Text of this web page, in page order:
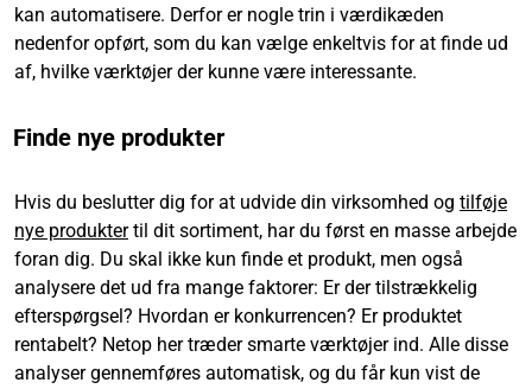
kan automatisere. Derfor er nogle trin i værdikæden
nedenfor opført, som du kan vælge enkeltvis for at finde ud
af, hvilke værktøjer der kunne være interessante.
Finde nye produkter
Hvis du beslutter dig for at udvide din virksomhed og tilføje
nye produktertil dit sortiment, har du først en masse arbejde
foran dig. Du skal ikke kun finde et produkt, men også
analysere det ud fra mange faktorer: Er der tilstrækkelig
efterspørgsel? Hvordan er konkurrencen? Er produktet
rentabelt? Netop her træder smarte værktøjer ind. Alle disse
analyser gennemføres automatisk, og du får kun vist de